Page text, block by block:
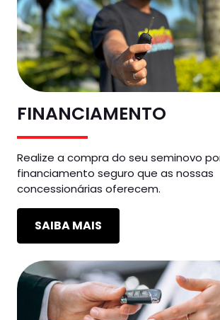
FINANCIAMENTO
Realize a compra do seu seminovo
financiamento seguro que as nossas
concessionárias oferecem.
SAIBA MAIS